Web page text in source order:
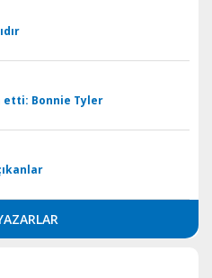
etti: Bonnie Tyler